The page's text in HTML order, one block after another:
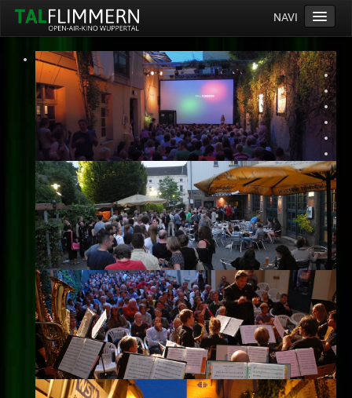
NAVI
Home
Programm
Service
Ticketinfos
Ort
Anreise
Wetter
Kinogutschein
Konzept
Archiv
Kontakt
Impressum
Datenschutz